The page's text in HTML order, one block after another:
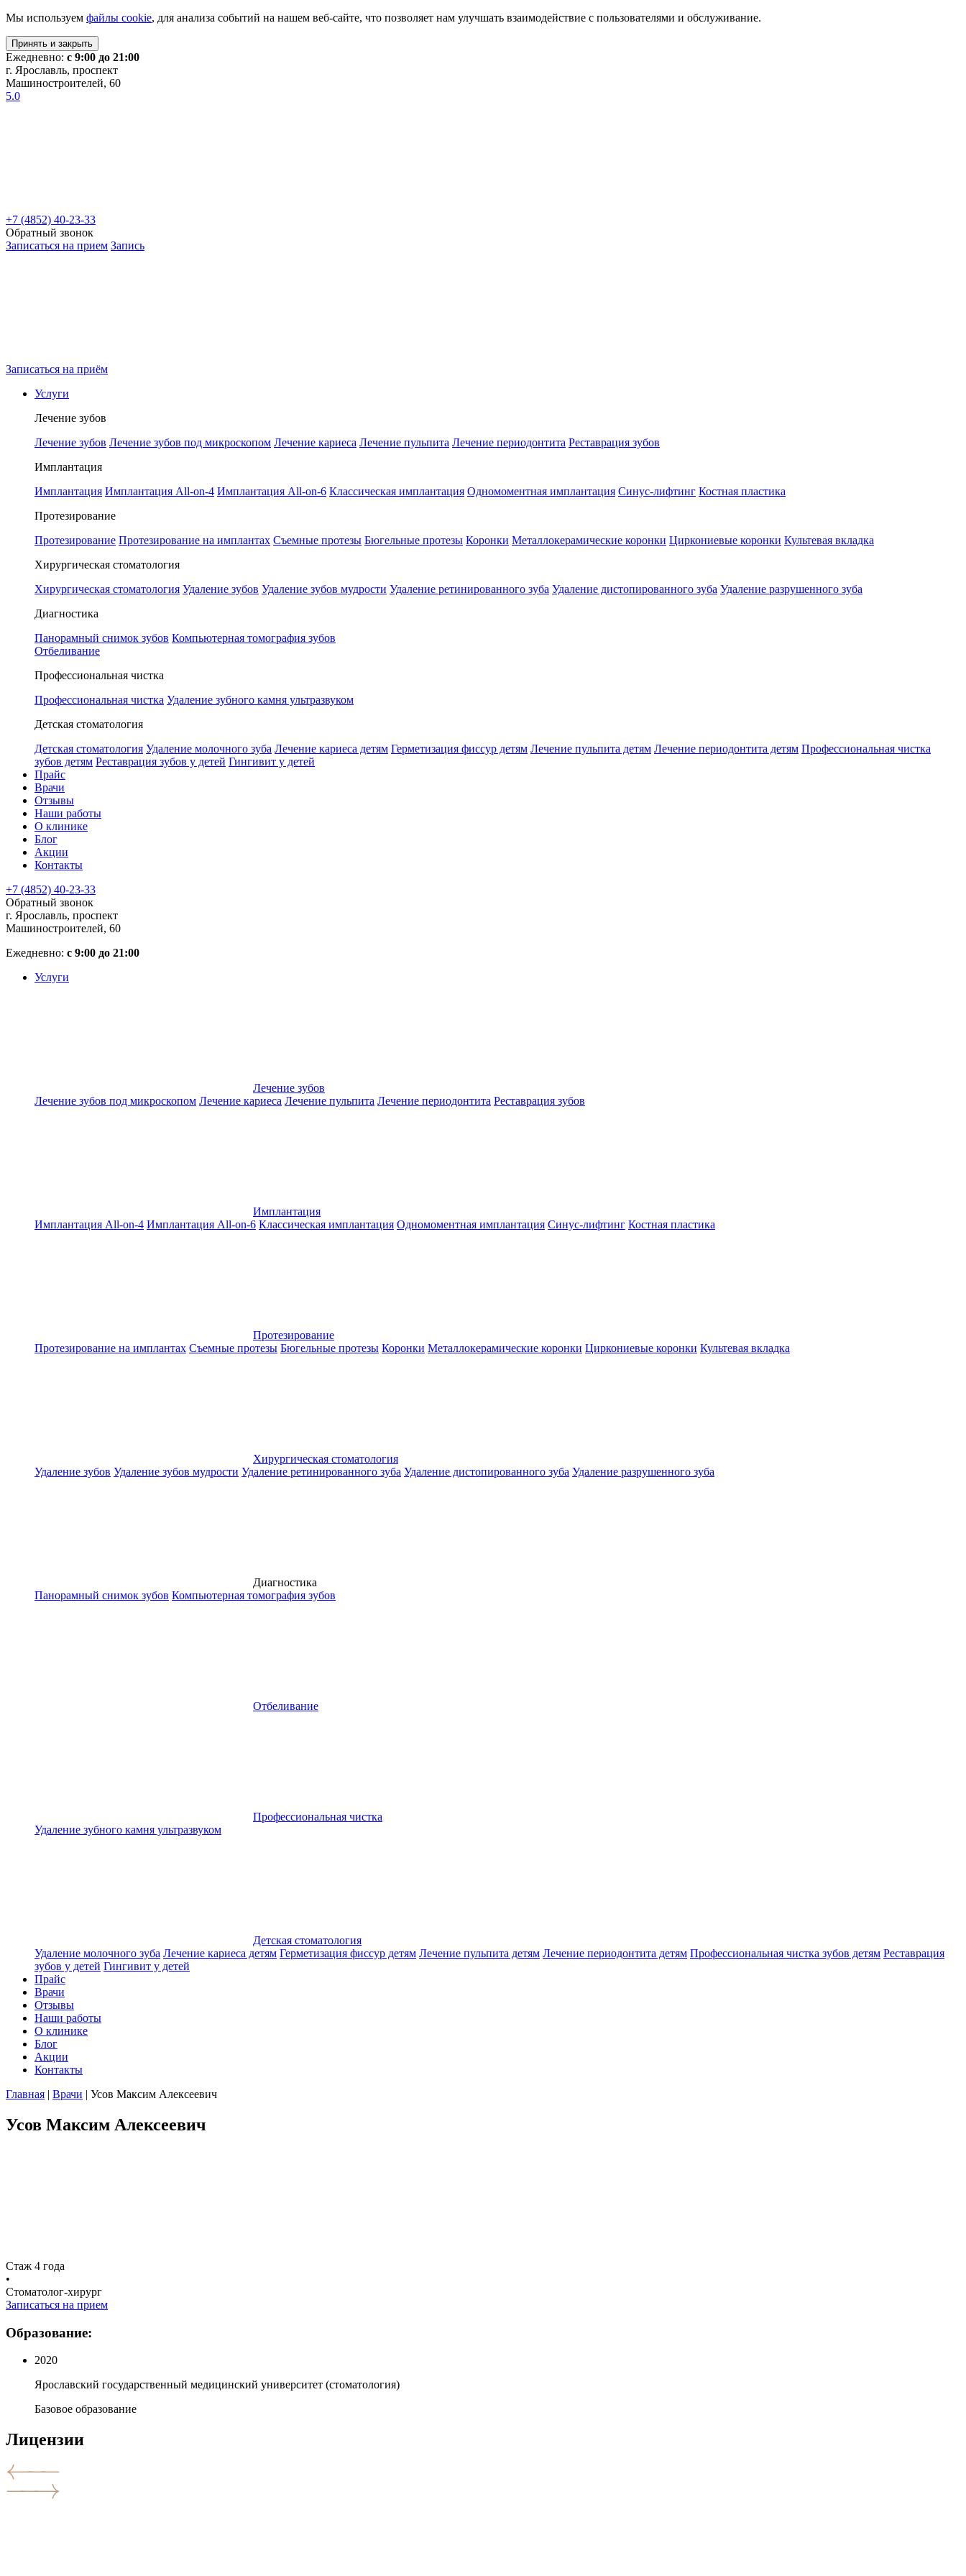
Мы используем файлы cookie, для анализа событий на нашем веб-сайте, что позволяет нам улучшать взаимодействие с пользователями и обслуживание.
Принять и закрыть
Ежедневно: с 9:00 до 21:00
г. Ярославль, проспект
Машиностроителей, 60
5.0
+7 (4852) 40-23-33
Обратный звонок
Записаться на прием Запись
Записаться на приём
Услуги
Лечение зубов
Лечение зубов Лечение зубов под микроскопом Лечение кариеса Лечение пульпита Лечение периодонтита Реставрация зубов
Имплантация
Имплантация Имплантация All-on-4 Имплантация All-on-6 Классическая имплантация Одномоментная имплантация Синус-лифтинг Костная пластика
Протезирование
Протезирование Протезирование на имплантах Съемные протезы Бюгельные протезы Коронки Металлокерамические коронки Циркониевые коронки Культевая вкладка
Хирургическая стоматология
Хирургическая стоматология Удаление зубов Удаление зубов мудрости Удаление ретинированного зуба Удаление дистопированного зуба Удаление разрушенного зуба
Диагностика
Панорамный снимок зубов Компьютерная томография зубов
Отбеливание
Профессиональная чистка
Профессиональная чистка Удаление зубного камня ультразвуком
Детская стоматология
Детская стоматология Удаление молочного зуба Лечение кариеса детям Герметизация фиссур детям Лечение пульпита детям Лечение периодонтита детям Профессиональная чистка
зубов детям Реставрация зубов у детей Гингивит у детей
Прайс
Врачи
Отзывы
Наши работы
О клинике
Блог
Акции
Контакты
+7 (4852) 40-23-33
Обратный звонок
г. Ярославль, проспект
Машиностроителей, 60
Ежедневно: с 9:00 до 21:00
Услуги
Лечение зубов
Лечение зубов под микроскопом Лечение кариеса Лечение пульпита Лечение периодонтита Реставрация зубов
Имплантация
Имплантация All-on-4 Имплантация All-on-6 Классическая имплантация Одномоментная имплантация Синус-лифтинг Костная пластика
Протезирование
Протезирование на имплантах Съемные протезы Бюгельные протезы Коронки Металлокерамические коронки Циркониевые коронки Культевая вкладка
Хирургическая стоматология
Удаление зубов Удаление зубов мудрости Удаление ретинированного зуба Удаление дистопированного зуба Удаление разрушенного зуба
Диагностика
Панорамный снимок зубов Компьютерная томография зубов
Отбеливание
Профессиональная чистка
Удаление зубного камня ультразвуком
Детская стоматология
Удаление молочного зуба Лечение кариеса детям Герметизация фиссур детям Лечение пульпита детям Лечение периодонтита детям Профессиональная чистка зубов детям Реставрация
зубов у детей Гингивит у детей
Прайс
Врачи
Отзывы
Наши работы
О клинике
Блог
Акции
Контакты
Главная | Врачи | Усов Максим Алексеевич
Усов Максим Алексеевич
Стаж 4 года
•
Стоматолог-хирург
Записаться на прием
Образование:
2020
Ярославский государственный медицинский университет (стоматология)
Базовое образование
Лицензии